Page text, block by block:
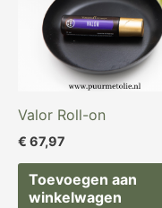
Valor Roll-on
€ 67,97
Toevoegen aan
winkelwagen